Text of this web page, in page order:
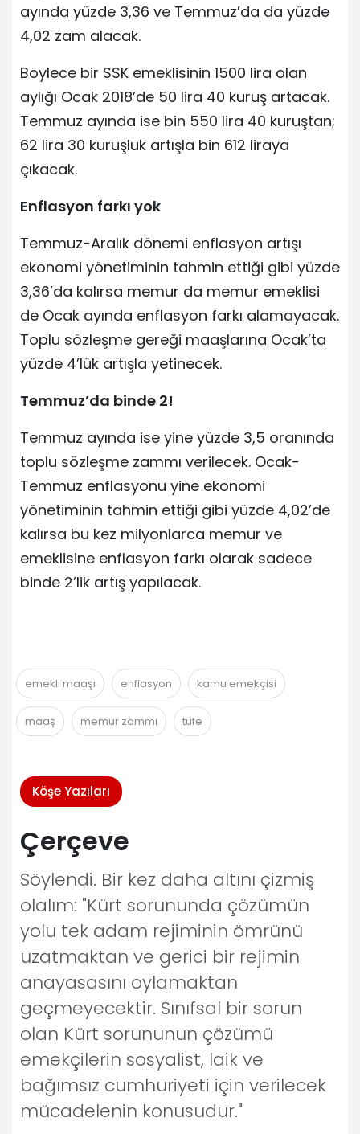
ayında yüzde 3,36 ve Temmuz’da da yüzde
4,02 zam alacak.
Böylece bir SSK emeklisinin 1500 lira olan
aylığı Ocak 2018’de 50 lira 40 kuruş artacak.
Temmuz ayında ise bin 550 lira 40 kuruştan;
62 lira 30 kuruşluk artışla bin 612 liraya
çıkacak.
Enflasyon farkı yok
Temmuz-Aralık dönemi enflasyon artışı
ekonomi yönetiminin tahmin ettiği gibi yüzde
3,36’da kalırsa memur da memur emeklisi
de Ocak ayında enflasyon farkı alamayacak.
Toplu sözleşme gereği maaşlarına Ocak’ta
yüzde 4’lük artışla yetinecek.
Temmuz’da binde 2!
Temmuz ayında ise yine yüzde 3,5 oranında
toplu sözleşme zammı verilecek. Ocak-
Temmuz enflasyonu yine ekonomi
yönetiminin tahmin ettiği gibi yüzde 4,02’de
kalırsa bu kez milyonlarca memur ve
emeklisine enflasyon farkı olarak sadece
binde 2’lik artış yapılacak.
emekli maaşı enflasyon kamu emekçisi
maaş memur zammı tufe
Köşe Yazıları
Çerçeve
Söylendi. Bir kez daha altını çizmiş
olalım: "Kürt sorununda çözümün
yolu tek adam rejiminin ömrünü
uzatmaktan ve gerici bir rejimin
anayasasını oylamaktan
geçmeyecektir. Sınıfsal bir sorun
olan Kürt sorununun çözümü
emekçilerin sosyalist, laik ve
bağımsız cumhuriyeti için verilecek
mücadelenin konusudur."